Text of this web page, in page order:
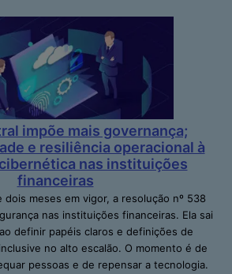
impõe mais governança;
e resiliência operacional à
nas instituições
financeiras
dois meses em vigor, a resolução nº 538
nas instituições financeiras. Ela sai
definir papéis claros e definições de
no alto escalão. O momento é de
pessoas e de repensar a tecnologia.